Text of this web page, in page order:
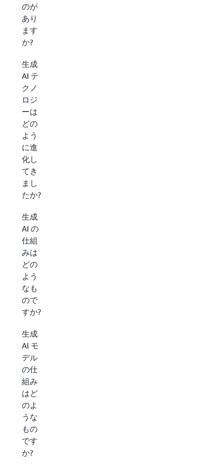
のが
あり
ます
か?
生成
AI テ
クノ
ロジ
ーは
どの
よう
に進
化し
てき
まし
たか?
生成
AI の
仕組
みは
どの
よう
なも
ので
すか?
生成
AI モ
デル
の仕
組み
はど
のよ
うな
もの
です
か?